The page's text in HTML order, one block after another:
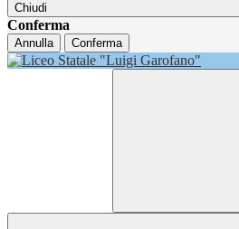
Chiudi
Conferma
Annulla Conferma